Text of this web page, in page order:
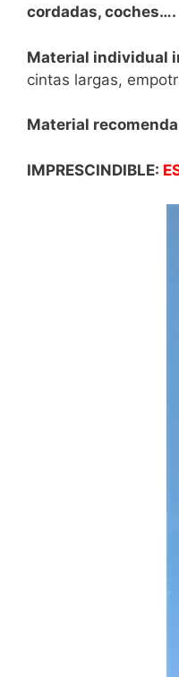
cordadas, coches….
Material individual
cintas largas,
Material
IMPRESCINDIBLE: